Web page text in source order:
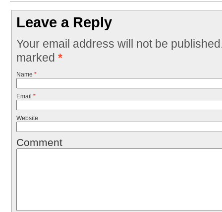
Leave a Reply
Your email address will not be
marked *
Name *
Email *
Website
Comment